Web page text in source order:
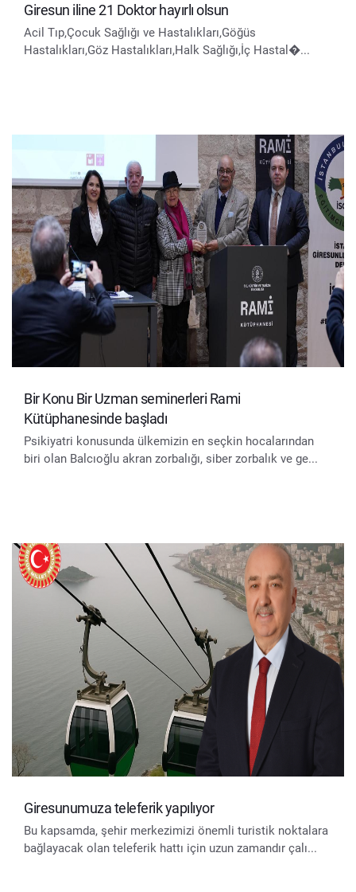
Giresun iline 21 Doktor hayırlı olsun
Acil Tıp,Çocuk Sağlığı ve Hastalıkları,Göğüs
Hastalıkları,Göz Hastalıkları,Halk Sağlığı,İç Hastal�...
Bir Konu Bir Uzman seminerleri Rami
Kütüphanesinde başladı
Psikiyatri konusunda ülkemizin en seçkin hocalarından
biri olan Balcıoğlu akran zorbalığı, siber zorbalık ve ge...
Giresunumuza teleferik yapılıyor
Bu kapsamda, şehir merkezimizi önemli turistik noktalara
bağlayacak olan teleferik hattı için uzun zamandır çalı...